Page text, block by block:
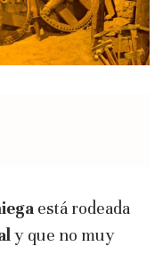
está rodeada
y que no muy